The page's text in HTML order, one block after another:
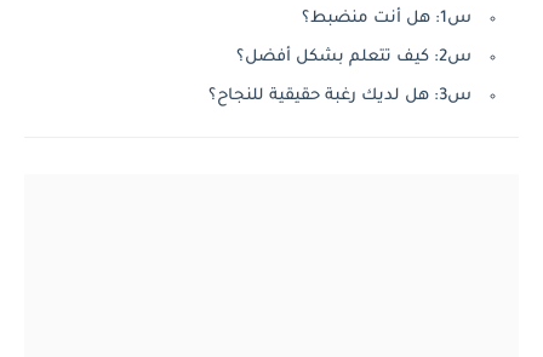
س1: هل أنت منضبط؟
س2: كيف تتعلم بشكل أفضل؟
س3: هل لديك رغبة حقيقية للنجاح؟